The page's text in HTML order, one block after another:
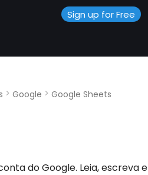
Sign up for Free
Google Google Sheets
do Google. Leia, escreva e